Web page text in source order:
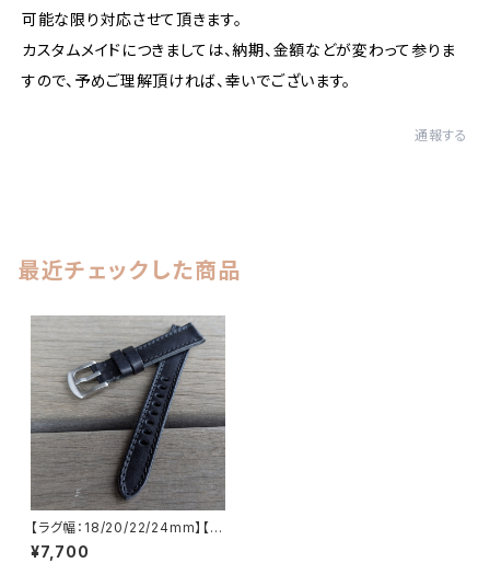
可能な限り対応させて頂きます。
カスタムメイドにつきましては、納期、金額などが変わって参りま
すので、予めご理解頂ければ、幸いでございます。
通報する
最近チェックした商品
【ラグ幅：18/20/22/24mm】【子
穴：楕円】【テーパード型】日本製
ハンドメイド ステア スムースレ
¥7,700